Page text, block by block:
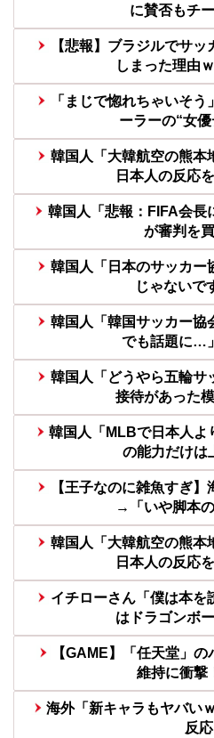
に賛否もチ
【悲報】ブラジルでサ
しまった理由
「まじで惚れちゃいそ
ーラーの“女
韓国人「大韓航空の熊本
日本人の反応
韓国人「悲報：FIFA会長
が審判を
韓国人「日本のサッカー
じゃないで
韓国人「韓国サッカー協
でも話題に…
韓国人「どうやら五輪サ
接待があった
韓国人「MLBで日本人よ
の能力だけは
【王子なのに雑魚すぎ】
→「いや脚本
韓国人「大韓航空の熊本
日本人の反応
イチローさん「僕は本を
はドラゴンボ
【GAME】「任天堂」
維持に衝撃
海外「新キャラもヤバい
反応